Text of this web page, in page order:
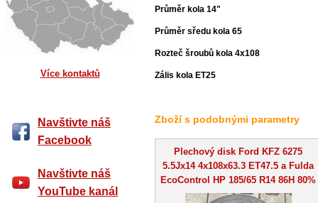
Více kontaktů
Navštivte náš
Facebook
Navštivte náš
YouTube kanál
Průměr kola 14"
Průměr sředu kola 65
Rozteč šroubů kola 4x108
Zális kola ET25
Zboží s podobnými parametry
Plechový disk Ford KFZ 6275
5.5Jx14 4x108x63.3 ET47.5 a Fulda
EcoControl HP 185/65 R14 86H 80%